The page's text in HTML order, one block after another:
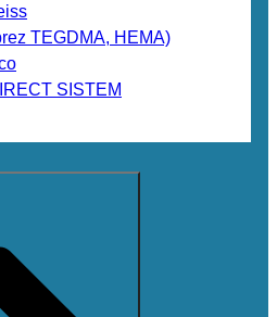
TEGDMA, HEMA)
SISTEM